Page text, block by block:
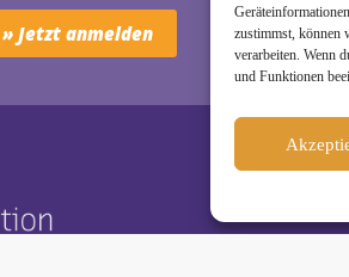
zustimmst, können
verarbeiten. Wenn
und Funktionen